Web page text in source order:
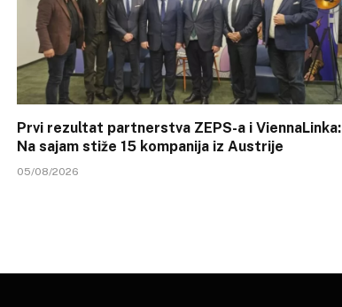
Prvi rezultat partnerstva ZEPS-a i ViennaLinka:
Na sajam stiže 15 kompanija iz Austrije
05/08/2026